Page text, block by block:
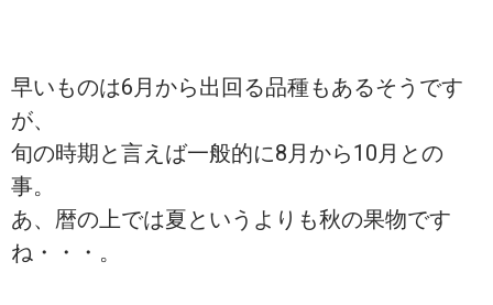
早いものは6月から出回る品種もあるそうです
が、
旬の時期と言えば一般的に8月から10月との
事。
あ、暦の上では夏というよりも秋の果物です
ね・・・。